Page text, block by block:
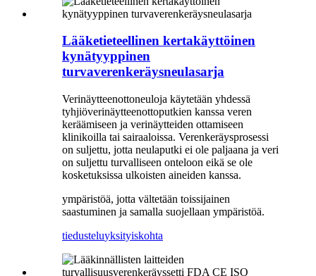
Lääketieteellinen kertakäyttöinen
kynätyyppinen
turvaverenkeräysneulasarja
Verinäytteenottoneuloja käytetään yhdessä
tyhjiöverinäytteenottoputkien kanssa veren
keräämiseen ja verinäytteiden ottamiseen
klinikoilla tai sairaaloissa. Verenkeräysprosessi
on suljettu, jotta neulaputki ei ole paljaana ja veri
on suljettu turvalliseen onteloon eikä se ole
kosketuksissa ulkoisten aineiden kanssa.
ympäristöä, jotta vältetään toissijainen
saastuminen ja samalla suojellaan ympäristöä.
tiedusteluyksityiskohta